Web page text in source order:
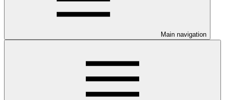
Main navigation